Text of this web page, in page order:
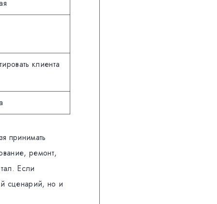
клиента
принимать
ремонт,
Если
сценарий, но и